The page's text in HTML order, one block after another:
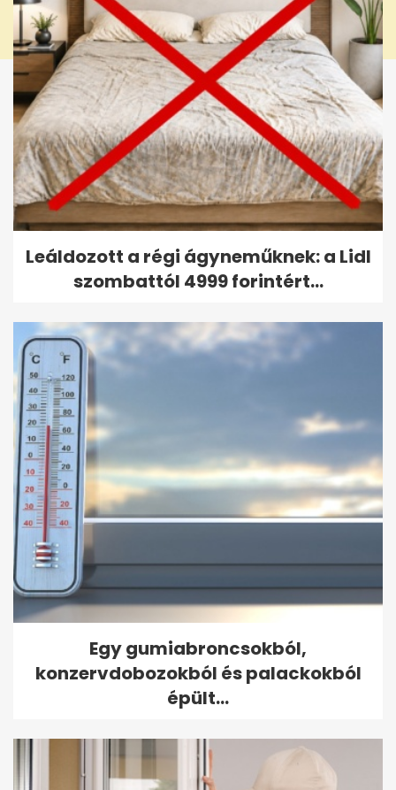
Leáldozott a régi ágyneműknek: a Lidl
szombattól 4999 forintért...
Egy gumiabroncsokból,
konzervdobozokból és palackokból
épült...